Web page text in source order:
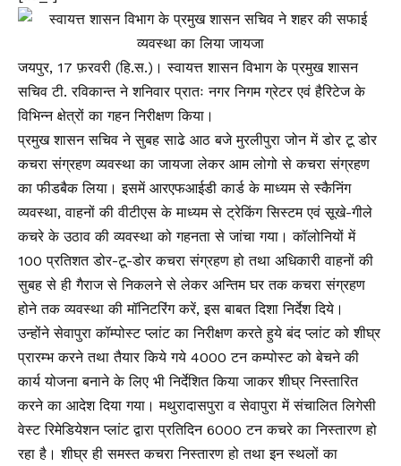
जयपुर, 17 फ़रवरी (हि.स.)। स्वायत्त शासन विभाग के प्रमुख शासन
सचिव टी. रविकान्त ने शनिवार प्रातः नगर निगम ग्रेटर एवं हैरिटेज के
विभिन्न क्षेत्रों का गहन निरीक्षण किया।
प्रमुख शासन सचिव ने सुबह साढे आठ बजे मुरलीपुरा जोन में डोर टू डोर
कचरा संग्रहण व्यवस्था का जायजा लेकर आम लोगो से कचरा संग्रहण
का फीडबैक लिया। इसमें आरएफआईडी कार्ड के माध्यम से स्कैनिंग
व्यवस्था, वाहनों की वीटीएस के माध्यम से ट्रेकिंग सिस्टम एवं सूखे-गीले
कचरे के उठाव की व्यवस्था को गहनता से जांचा गया। कॉलोनियों में
100 प्रतिशत डोर-टू-डोर कचरा संग्रहण हो तथा अधिकारी वाहनों की
सुबह से ही गैराज से निकलने से लेकर अन्तिम घर तक कचरा संग्रहण
होने तक व्यवस्था की मॉनिटरिंग करें, इस बाबत दिशा निर्देश दिये।
उन्होंने सेवापुरा कॉम्पोस्ट प्लांट का निरीक्षण करते हुये बंद प्लांट को शीघ्र
प्रारम्भ करने तथा तैयार किये गये 4000 टन कम्पोस्ट को बेचने की
कार्य योजना बनाने के लिए भी निर्देशित किया जाकर शीघ्र निस्तारित
करने का आदेश दिया गया। मथुरादासपुरा व सेवापुरा में संचालित लिगेसी
वेस्ट रिमेडियेशन प्लांट द्वारा प्रतिदिन 6000 टन कचरे का निस्तारण हो
रहा है। शीघ्र ही समस्त कचरा निस्तारण हो तथा इन स्थलों का